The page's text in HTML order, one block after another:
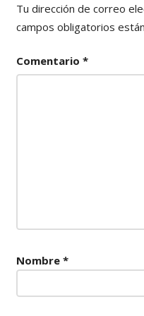
Tu dirección de correo
campos obligatorios
Comentario *
Nombre *